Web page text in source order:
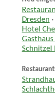
Dresden ·
Hotel
Gasthaus
Schnitzel